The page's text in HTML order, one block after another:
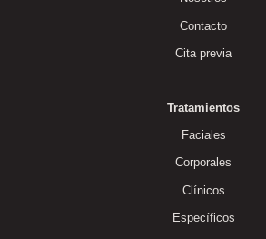
Contacto
Cita previa
Tratamientos
Faciales
Corporales
Clínicos
Específicos